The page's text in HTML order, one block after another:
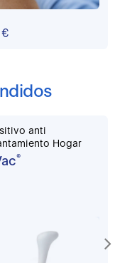
€
anti
Hogar
®